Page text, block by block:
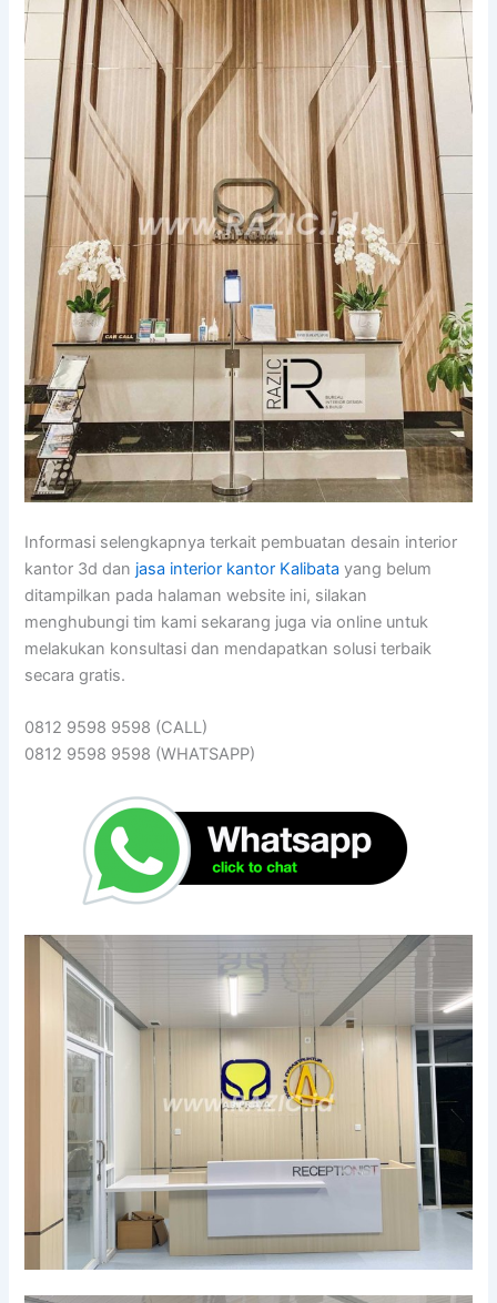
Informasi selengkapnya terkait pembuatan desain interior
kantor 3d dan jasa interior kantor Kalibata yang belum
ditampilkan pada halaman website ini, silakan
menghubungi tim kami sekarang juga via online untuk
melakukan konsultasi dan mendapatkan solusi terbaik
secara gratis.
0812 9598 9598 (CALL)
0812 9598 9598 (WHATSAPP)